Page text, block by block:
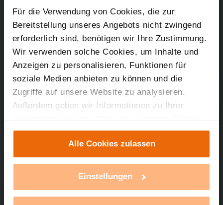
Für die Verwendung von Cookies, die zur
Bereitstellung unseres Angebots nicht zwingend
erforderlich sind, benötigen wir Ihre Zustimmung.
Wir verwenden solche Cookies, um Inhalte und
Anzeigen zu personalisieren, Funktionen für
soziale Medien anbieten zu können und die
Zugriffe auf unsere Website zu analysieren.
Außerdem geben wir Informationen zu Ihrer
Verwendung unserer Website an unsere Partner
für soziale Medien, Werbung und Analysen weiter.
Unsere Partner führen diese Informationen
möglicherweise mit weiteren Daten zusammen,
die Sie ihnen bereitgestellt haben oder die sie im
haben. Mit einem Klick auf „Alle Cookies
Alle Cookies zulassen
Einstellungen
22.10.2010
27,82 KB
Technischer Support
Sie benötigen technischen Support bei einem
unserer Produkte?
mehr Infos